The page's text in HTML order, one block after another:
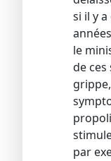
si il y
années
le
de
par